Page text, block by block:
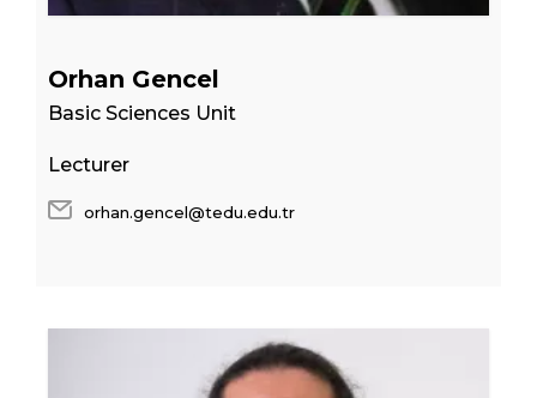
Orhan Gencel
Basic Sciences Unit
Lecturer
orhan.gencel@tedu.edu.tr